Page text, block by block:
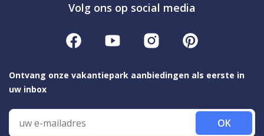
Volg ons op social media
Ontvang onze vakantiepark aanbiedingen als eerste in
uw inbox
OK